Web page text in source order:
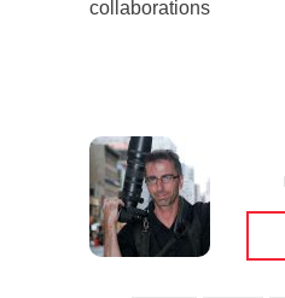
collaborations